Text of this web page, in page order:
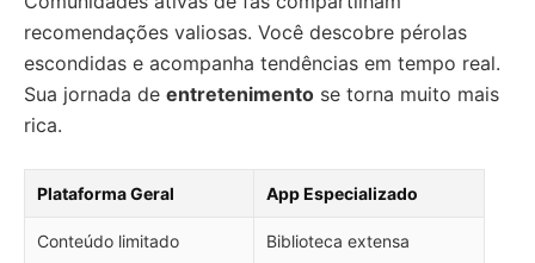
recomendações valiosas. Você descobre pérolas
escondidas e acompanha tendências em tempo real.
Sua jornada de entretenimento se torna muito mais
rica.
Plataforma Geral App Especializado
Conteúdo limitado Biblioteca extensa